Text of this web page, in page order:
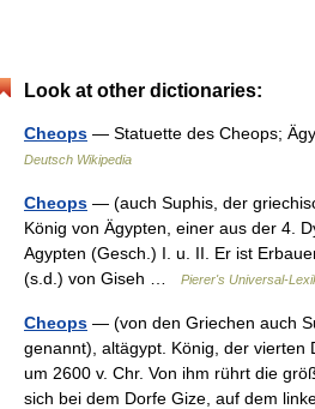
Look at other dictionaries:
Cheops — Statuette des Cheops;
Deutsch Wikipedia
Cheops — (auch Suphis, der
König von Ägypten, einer aus der 4.
Agypten (Gesch.) I. u. II. Er ist
(s.d.) von Giseh …
Pierer's Universal-
Cheops — (von den Griechen auch
genannt), altägypt. König, der vierten
um 2600 v. Chr. Von ihm rührt die
sich bei dem Dorfe Gize, auf dem